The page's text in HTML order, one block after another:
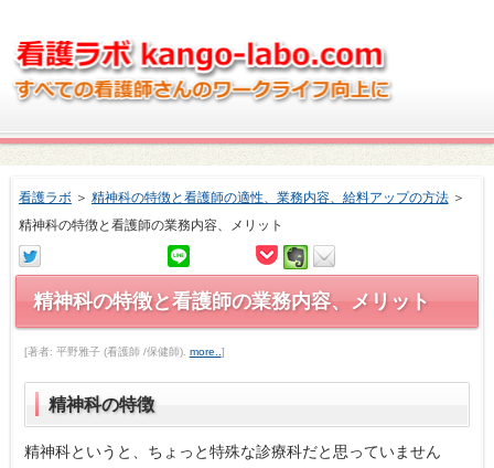
看護ラボ ＞ 精神科の特徴と看護師の適性、業務内容、給料アップの方法＞
精神科の特徴と看護師の業務内容、メリット
精神科の特徴と看護師の業務内容、メリット
[著者: 平野雅子 (看護師 /保健師). more.. ]
精神科の特徴
精神科というと、ちょっと特殊な診療科だと思っていません